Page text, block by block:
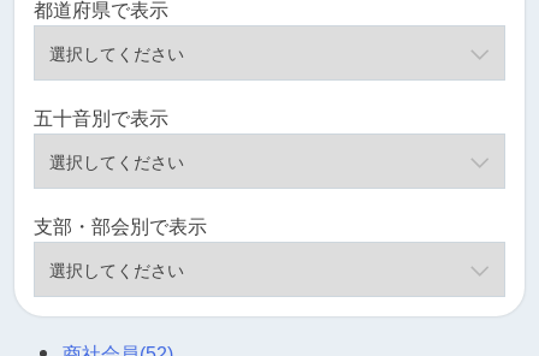
都道府県で表示
五十音別で表示
支部・部会別で表示